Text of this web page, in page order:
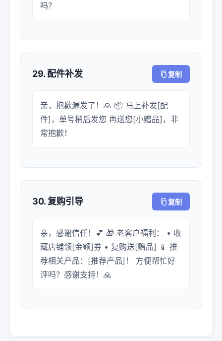
吗？
29. 配件补发 复制
亲，抱歉漏发了！🙏 📦 马上补发[配
件]，单号稍后发您 再送您[小赠品]，非
常抱歉！
30. 复购引导 复制
亲，感谢信任！💕 🎁 老客户福利： • 收
藏店铺领[金额]券 • 复购送[赠品] 📱 推
荐相关产品：[推荐产品]！ 方便帮忙好
评吗？感谢支持！🙏